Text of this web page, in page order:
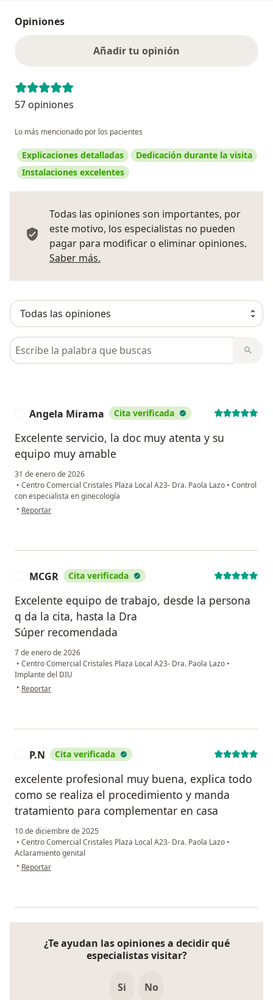
Opiniones
Añadir tu opinión
57 opiniones
Lo más mencionado por los pacientes
Explicaciones detalladas
Dedicación durante la visita
Instalaciones excelentes
Todas las opiniones son importantes, por
este motivo, los especialistas no pueden
pagar para modificar o eliminar opiniones.
Saber más.
Busca en opiniones
Angela Mirama Cita verificada
Excelente servicio, la doc muy atenta y su
equipo muy amable
31 de enero de 2026
• Centro Comercial Cristales Plaza Local A23- Dra. Paola Lazo • Control
con especialista en ginecología
• en opinión del usuario Angela Mirama
Reportar
MCGR Cita verificada
Excelente equipo de trabajo, desde la persona
q da la cita, hasta la Dra
Súper recomendada
7 de enero de 2026
• Centro Comercial Cristales Plaza Local A23- Dra. Paola Lazo •
Implante del DIU
• en opinión del usuario MCGR
Reportar
P.N Cita verificada
excelente profesional muy buena, explica todo
como se realiza el procedimiento y manda
tratamiento para complementar en casa
10 de diciembre de 2025
• Centro Comercial Cristales Plaza Local A23- Dra. Paola Lazo •
Aclaramiento genital
• en opinión del usuario P.N
Reportar
¿Te ayudan las opiniones a decidir qué
especialistas visitar?
Si No